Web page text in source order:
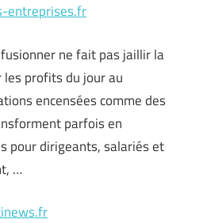
entreprises.fr
ne fait pas jaillir la
profits du jour au
encensées comme des
parfois en
pour dirigeants, salariés et
…